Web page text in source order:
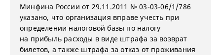
Минфина России от 29.11.2011 № 03-03-06/1/786
указано, что организация вправе учесть при
определении налоговой базы по налогу
на прибыль расходы в виде штрафа за возврат
билетов, а также штрафа за отказ от проживания